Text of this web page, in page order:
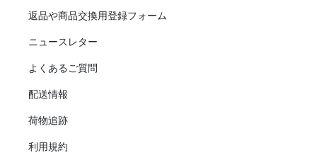
返品や商品交換用登録フォーム
ニュースレター
よくあるご質問
配送情報
荷物追跡
利用規約